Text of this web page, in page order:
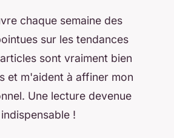
chaque semaine des
sur les tendances
sont vraiment bien
et m'aident à affiner mon
Une lecture devenue
indispensable !